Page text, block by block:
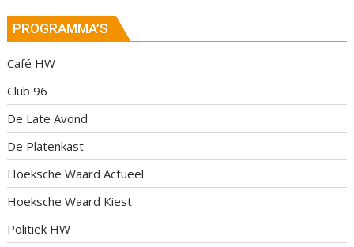
PROGRAMMA’S
Café HW
Club 96
De Late Avond
De Platenkast
Hoeksche Waard Actueel
Hoeksche Waard Kiest
Politiek HW